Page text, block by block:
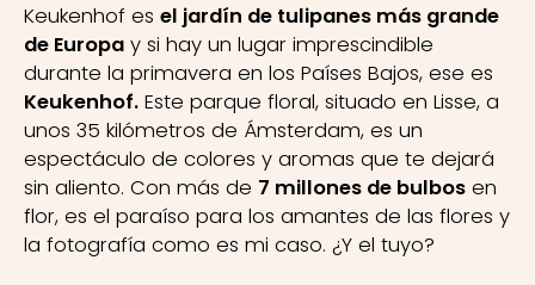
Keukenhof es el jardín de tulipanes más grande
de Europa y si hay un lugar imprescindible
durante la primavera en los Países Bajos, ese es
Keukenhof. Este parque floral, situado en Lisse, a
unos 35 kilómetros de Ámsterdam, es un
espectáculo de colores y aromas que te dejará
sin aliento. Con más de 7 millones de bulbos en
flor, es el paraíso para los amantes de las flores y
la fotografía como es mi caso. ¿Y el tuyo?